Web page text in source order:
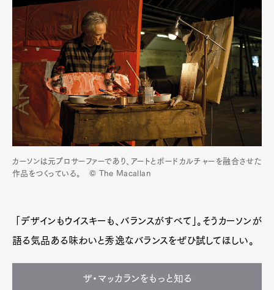
カーソンは元プロサーファーであり、アートとボードカルチャーを融合させた
作品をつくっている。 © The Macallan
「デザインもウイスキーも、バランスがすべて」。そうカーソンが
語る気品ある味わいと秀逸なバランスをぜひ試してほしい。
ザ・マッカランをもっと知る